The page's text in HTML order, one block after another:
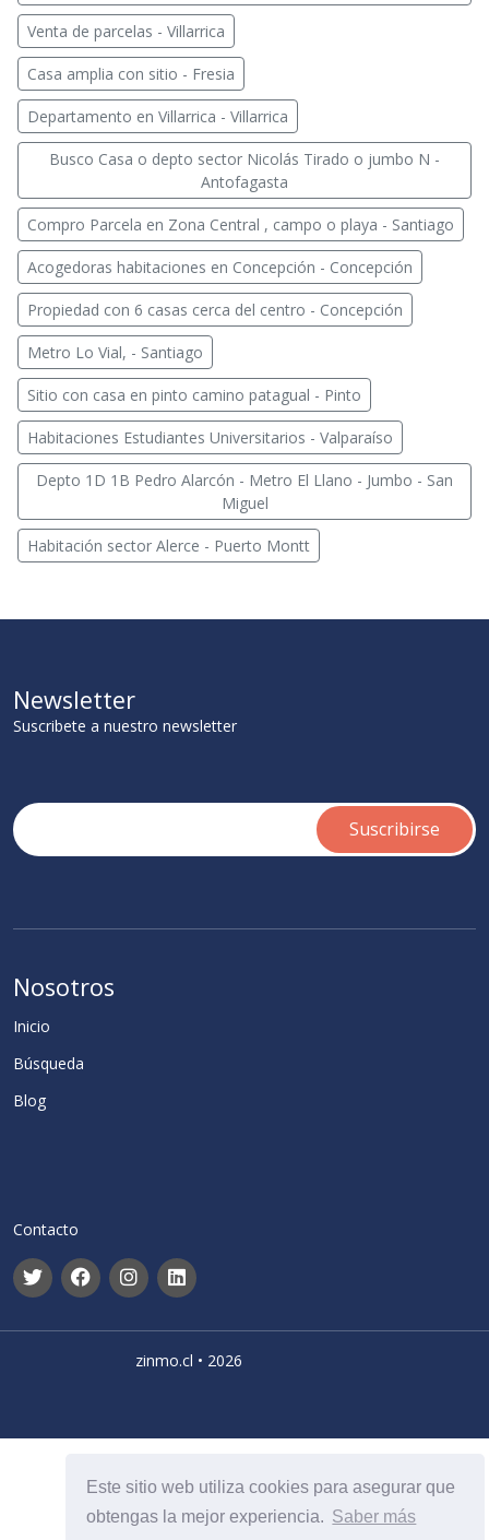
Este sitio web utiliza cookies para asegurar que
obtengas la mejor experiencia. Saber más
Venta de parcelas - Villarrica
Casa amplia con sitio - Fresia
Departamento en Villarrica - Villarrica
Busco Casa o depto sector Nicolás Tirado o jumbo N -
Antofagasta
Compro Parcela en Zona Central , campo o playa - Santiago
Acogedoras habitaciones en Concepción - Concepción
Propiedad con 6 casas cerca del centro - Concepción
Metro Lo Vial, - Santiago
Sitio con casa en pinto camino patagual - Pinto
Habitaciones Estudiantes Universitarios - Valparaíso
Depto 1D 1B Pedro Alarcón - Metro El Llano - Jumbo - San
Miguel
Habitación sector Alerce - Puerto Montt
Newsletter
Suscribete a nuestro newsletter
Nosotros
Inicio
Búsqueda
Blog
Contacto
zinmo.cl • 2026